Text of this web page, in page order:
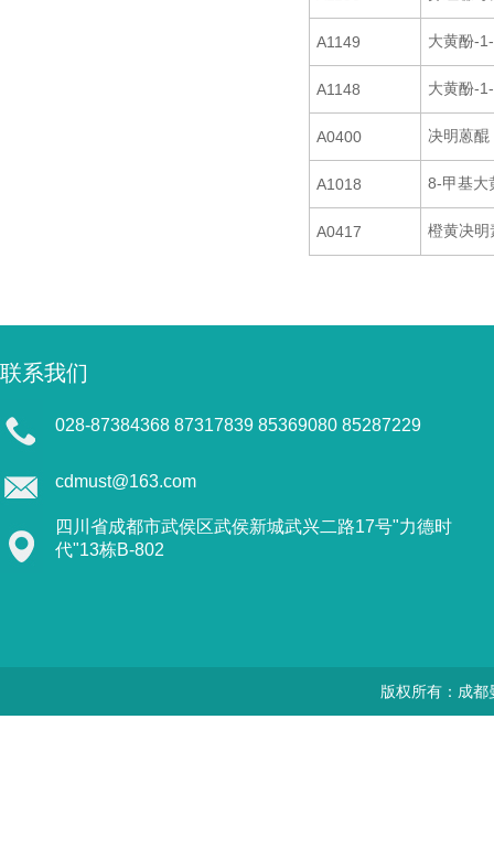
A1149 大黄酚-
A1148 大黄酚-
A0400 决明蒽醌
A1018 8-甲基大
A0417 橙黄决明
联系我们
028-87384368 87317839 85369080 85287229
cdmust@163.com
四川省成都市武侯区武侯新城武兴二路17号"力德时
代"13栋B-802
版权所有：成